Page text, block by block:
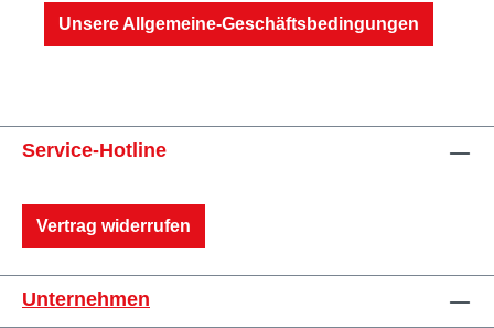
Unsere Allgemeine-Geschäftsbedingungen
Service-Hotline
Vertrag widerrufen
Unternehmen